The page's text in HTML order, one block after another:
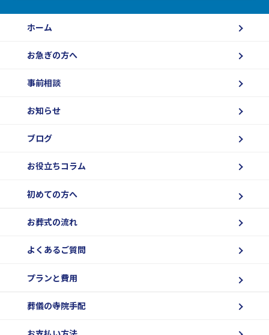
ホーム
お急ぎの方へ
事前相談
お知らせ
ブログ
お役立ちコラム
初めての方へ
お葬式の流れ
よくあるご質問
プランと費用
葬儀の寺院手配